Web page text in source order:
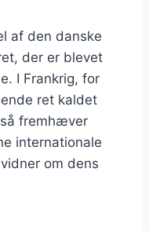
af den danske
der er blevet
I Frankrig, for
ret kaldet
fremhæver
internationale
om dens